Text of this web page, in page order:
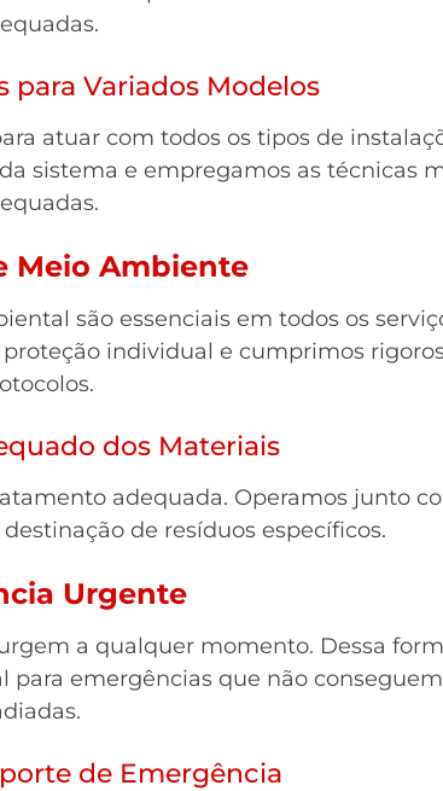
para Variados Modelos
atuar com todos os tipos de
sistema e empregamos as técnicas
Meio Ambiente
são essenciais em todos os
individual e cumprimos
dos Materiais
adequada. Operamos junto
de resíduos específicos.
Urgente
a qualquer momento. Dessa
emergências que não
de Emergência